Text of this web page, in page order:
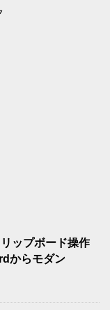
ップボード操作
からモダン